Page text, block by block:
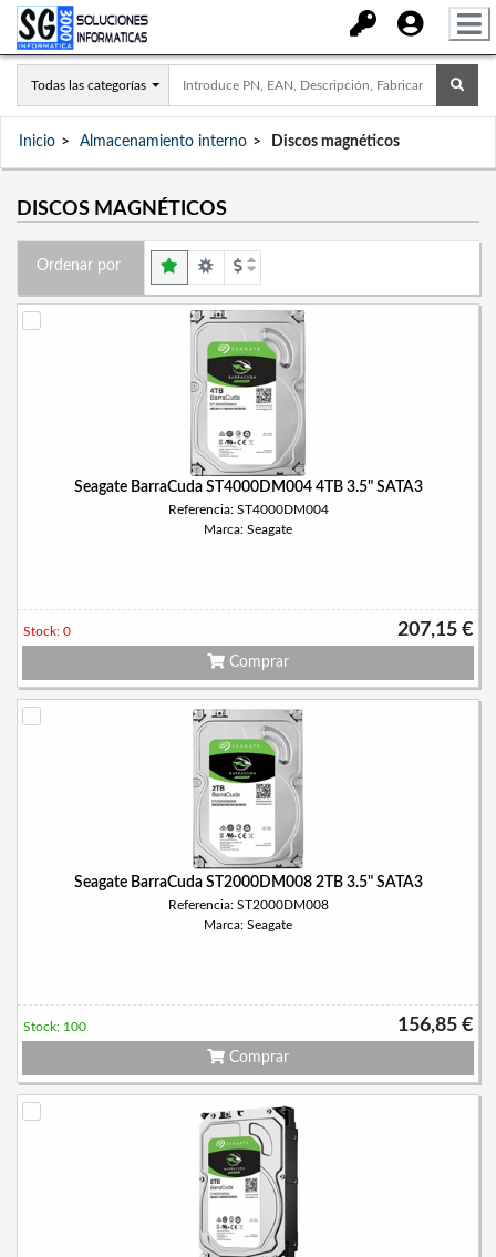
Todas las categorías
Inicio Almacenamiento interno Discos magnéticos
DISCOS MAGNÉTICOS
Ordenar por
Seagate BarraCuda ST4000DM004 4TB 3.5" SATA3
Referencia: ST4000DM004
Marca: Seagate
207,15 €
Stock: 0
Comprar
Seagate BarraCuda ST2000DM008 2TB 3.5" SATA3
Referencia: ST2000DM008
Marca: Seagate
156,85 €
Stock: 100
Comprar